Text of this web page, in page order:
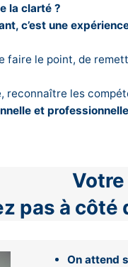
la clarté ?
c’est une
faire le point, de
les
et
pas à
On attend